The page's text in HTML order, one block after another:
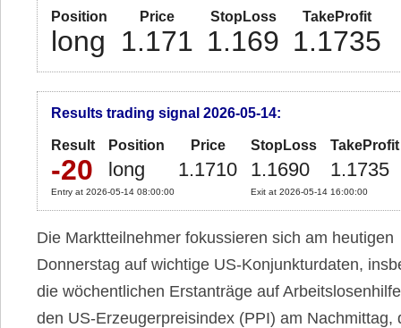
Position Price StopLoss TakeProfit
long 1.171 1.169 1.1735
Results trading signal 2026-05-14:
Result Position Price StopLoss TakeProfit
-20 long 1.1710 1.1690 1.1735
Entry at 2026-05-14 08:00:00 Exit at 2026-05-14 16:00:00
Die Marktteilnehmer fokussieren sich am heutigen
Donnerstag auf wichtige US-Konjunkturdaten,
die wöchentlichen Erstanträge auf
den US-Erzeugerpreisindex (PPI) am Nachmittag,